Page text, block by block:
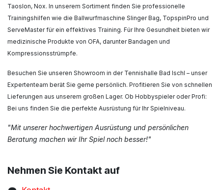
Taoslon, Nox. In unserem Sortiment finden Sie professionelle
Trainingshilfen wie die Ballwurfmaschine Slinger Bag, TopspinPro und
ServeMaster für ein effektives Training. Für Ihre Gesundheit bieten wir
medizinische Produkte von OFA, darunter Bandagen und
Kompressionsstrümpfe.
Besuchen Sie unseren Showroom in der Tennishalle Bad Ischl – unser
Expertenteam berät Sie gerne persönlich. Profitieren Sie von schnellen
Lieferungen aus unserem großen Lager. Ob Hobbyspieler oder Profi:
Bei uns finden Sie die perfekte Ausrüstung für Ihr Spielniveau.
"Mit unserer hochwertigen Ausrüstung und persönlichen
Beratung machen wir Ihr Spiel noch besser!"
Nehmen Sie Kontakt auf